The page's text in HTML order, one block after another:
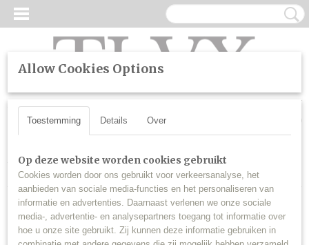
Inloggen Registreren
UW WINKELWAGEN
Home >SALE>D1S Perfect Fit LED Canbus dimlicht, grootlicht
(set)
Sale
Allow Cookies Options
Toestemming Details Over
Op deze website worden cookies gebruikt
Cookies worden door ons gebruikt voor verkeersanalyse, het
aanbieden van sociale media-functies en het personaliseren van
informatie en advertenties. Daarnaast verlenen we onze sociale
media-, advertentie- en analysepartners toegang tot informatie over
hoe u onze site gebruikt. Zij kunnen deze informatie gebruiken in